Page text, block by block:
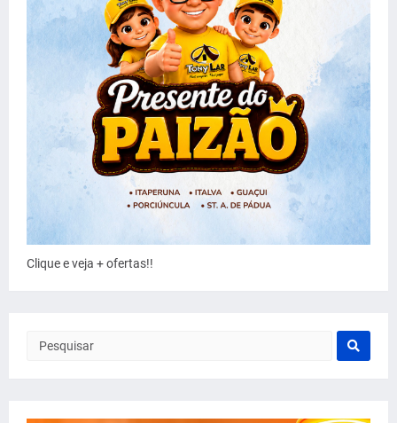
Clique e veja + ofertas!!